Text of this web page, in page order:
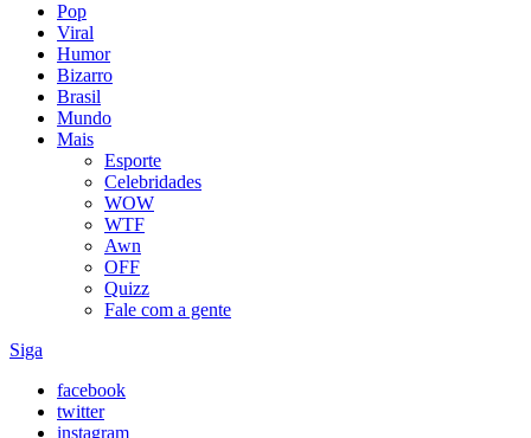
Pop
Viral
Humor
Bizarro
Brasil
Mundo
Mais
Esporte
Celebridades
WOW
WTF
Awn
OFF
Quizz
Fale com a gente
Siga
facebook
twitter
instagram